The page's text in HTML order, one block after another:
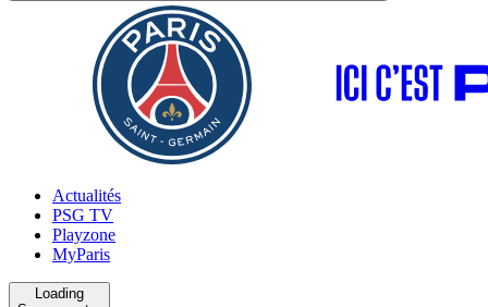
Actualités
PSG TV
Playzone
MyParis
Loading